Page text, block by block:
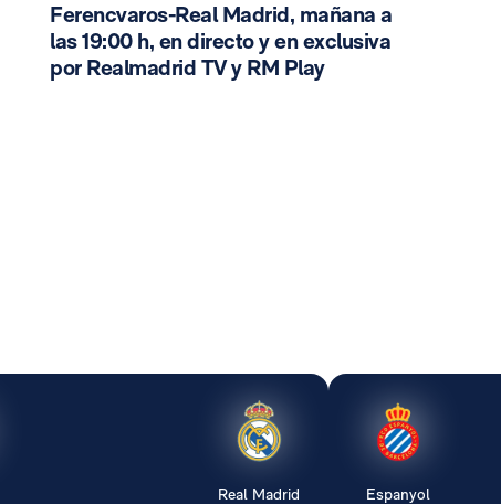
Ferencvaros-Real Madrid, mañana a
las 19:00 h, en directo y en exclusiva
por Realmadrid TV y RM Play
Real Madrid Espanyol